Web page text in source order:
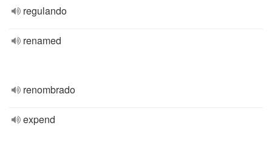
regulando
renamed
renombrado
expend